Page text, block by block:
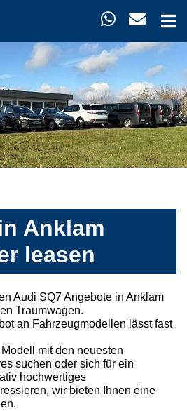
Anklam
leasen
Audi SQ7 Angebote in Anklam
Traumwagen.
an Fahrzeugmodellen lässt fast
mit den neuesten
suchen oder sich für ein
hochwertiges
wir bieten Ihnen eine